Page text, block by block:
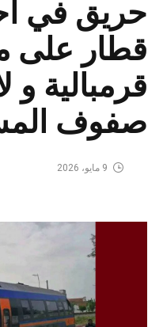
حريق في
قطار على
قرمبالية
صفوف
9 مايو، 2026